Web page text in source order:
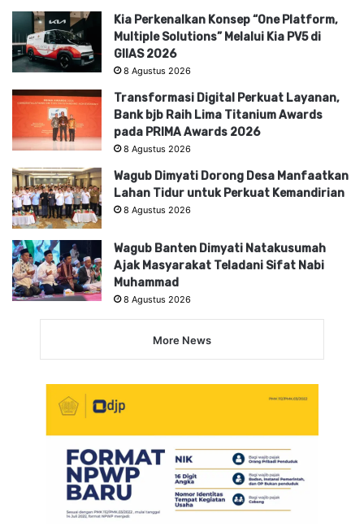
Kia Perkenalkan Konsep “One Platform,
Multiple Solutions” Melalui Kia PV5 di
GIIAS 2026
8 Agustus 2026
Transformasi Digital Perkuat Layanan,
Bank bjb Raih Lima Titanium Awards
pada PRIMA Awards 2026
8 Agustus 2026
Wagub Dimyati Dorong Desa Manfaatkan
Lahan Tidur untuk Perkuat Kemandirian
8 Agustus 2026
Wagub Banten Dimyati Natakusumah
Ajak Masyarakat Teladani Sifat Nabi
Muhammad
8 Agustus 2026
More News